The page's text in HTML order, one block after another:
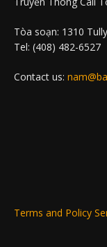
Tòa soạn: 1310
Tel: (408) 482-6527
Contact us:
Terms and Policy